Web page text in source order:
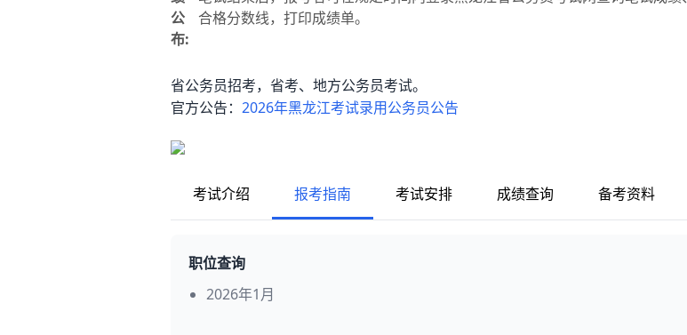
公
布:
合格分数线，打印成绩单。
省公务员招考，省考、地方公务员考试。
官方公告： 2026年黑龙江考试录用公务员公告
考试介绍 报考指南 考试安排 成绩查询 备考资料
职位查询
2026年1月